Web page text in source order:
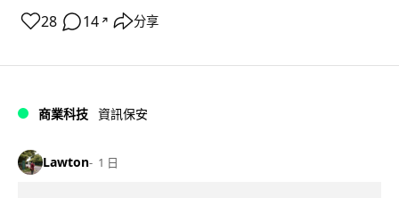
28 14 ↗ 分享
商業科技 資訊保安
Lawton 1 日